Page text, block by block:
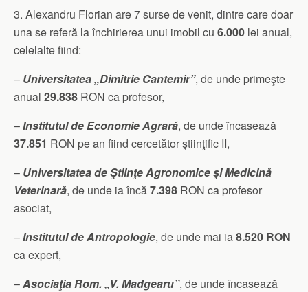
3. Alexandru Florian are 7 surse de venit, dintre care doar
una se referă la închirierea unui imobil cu 6.000 lei anual,
celelalte fiind:
– Universitatea „Dimitrie Cantemir”, de unde primeşte
anual 29.838 RON ca profesor,
–Institutul de Economie Agrară, de unde încasează
37.851 RON pe an fiind cercetător ştiinţific II,
– Universitatea de Ştiinţe Agronomice şi Medicină
Veterinară, de unde ia încă7.398 RON ca profesor
asociat,
–Institutul de Antropologie, de unde mai ia8.520 RON
ca expert,
–Asociaţia Rom. „V. Madgearu”, de unde încasează